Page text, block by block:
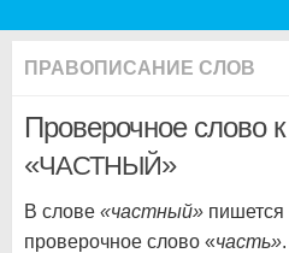
ПРАВОПИСАНИЕ СЛОВ
Проверочное слово
«ЧАСТНЫЙ»
В слове «частный» пишется
проверочное слово «часть».